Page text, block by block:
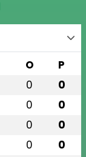
O P
0 0
0 0
0 0
0 0